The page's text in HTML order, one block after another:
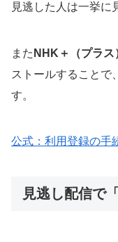
見逃した人は一挙に
また NHK＋（プラス
ストールすることで
す。
公式：利用登録の
見逃し配信で